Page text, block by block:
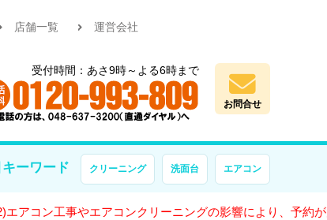
店舗一覧 運営会社
受付時間：あさ9時～よる6時まで
お問合せ
ーワード クリーニング 洗面台 エアコン
やエアコンクリーニングの影響により、予約が大変混雑